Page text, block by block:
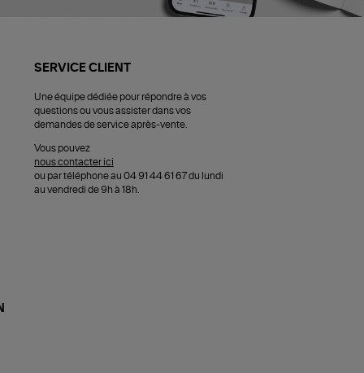
SERVICE CLIENT
Une équipe dédiée pour répondre à vos
questions ou vous assister dans vos
demandes de service après-vente.
Vous pouvez
nous contacter ici
ou par téléphone au 04 91 44 61 67 du lundi
au vendredi de 9h à 18h.